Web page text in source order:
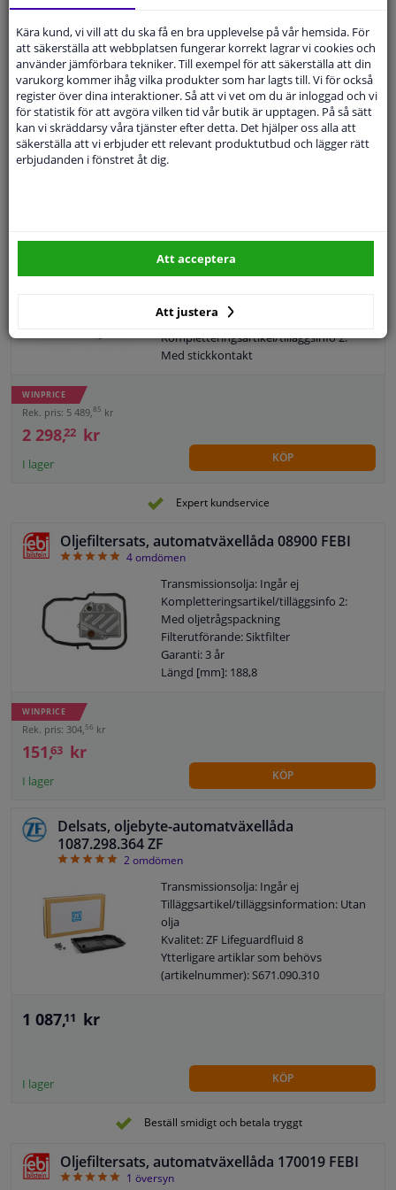
Färg på driftvätska: Gul
Observera serviceinformationen
tätning
Ytterdiameter 1 [mm]: 54
Filterutförande: Filterinsats
Garanti: 2 år
Höjd [mm]: 136
EU:s allmänna
produktsäkerhetsförordning (GPSR):
IEC 60417-6183 mekaniska kunskaper
223,51kr
FEBI
Transmissionsolja: även inkluderande
Med skruvar
Kompletteringsartikel/tilläggsinfo 2:
Med stickkontakt
Specifikation: ATF M-1375.4
Rekommenderad bytesintervall [km]:
80000
Byt ut efter [år]: 5
Observera serviceinformationen
WINPRICE
Rek. pris: 5 489, 85 kr
2 298,22 kr
I lager KÖP
Expert kundservice
Oljefiltersats, automatväxellåda 08900 FEBI
54omdömen
Transmissionsolja: Ingår ej
Kompletteringsartikel/tilläggsinfo 2:
Med oljetrågspackning
Filterutförande: Siktfilter
Garanti: 3 år
Längd [mm]: 188,8
WINPRICE
Rek. pris: 304,56 kr
151,63 kr
I lager KÖP
Delsats, oljebyte-automatväxellåda
1087.298.364 ZF
52omdömen
Transmissionsolja: Ingår ej
Tilläggsartikel/tilläggsinformation: Utan
olja
Kvalitet: ZF Lifeguardfluid 8
Ytterligare artiklar som behövs
(artikelnummer): S671.090.310
Alternativ reparationssats:
1 087,11 kr
I lager KÖP
Beställ smidigt och betala tryggt
Oljefiltersats, automatväxellåda 170019 FEBI
51 översyn
Kära kund, vi vill att du ska få en bra upplevelse på vår hemsida. För
att säkerställa att webbplatsen fungerar korrekt lagrar vi cookies och
använder jämförbara tekniker. Till exempel för att säkerställa att din
varukorg kommer ihåg vilka produkter som har lagts till. Vi för också
register över dina interaktioner. Så att vi vet om du är inloggad och vi
för statistik för att avgöra vilken tid vår butik är upptagen. På så sätt
kan vi skräddarsy våra tjänster efter detta. Det hjälper oss alla att
säkerställa att vi erbjuder ett relevant produktutbud och lägger rätt
erbjudanden i fönstret åt dig.
Att justera
Att acceptera